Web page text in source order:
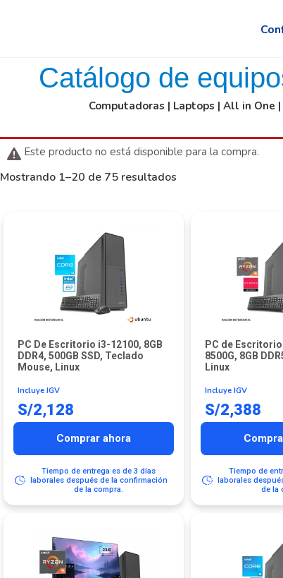
Catálogo de
Computadoras | Laptops | All in One
Este producto no está disponible para la compra.
Mostrando 1–20 de 75 resultados
PC De Escritorio i3-12100, 8GB
DDR4, 500GB SSD, Teclado
Mouse, Linux
Incluye IGV
S/2,128
Comprar ahora
Tiempo de entrega es de 3 días
laborales después de la confirmación
de la compra.
PC de Escritorio
8500G, 8GB
Linux
Incluye IGV
S/2,388
Tiempo de
laborales
de la